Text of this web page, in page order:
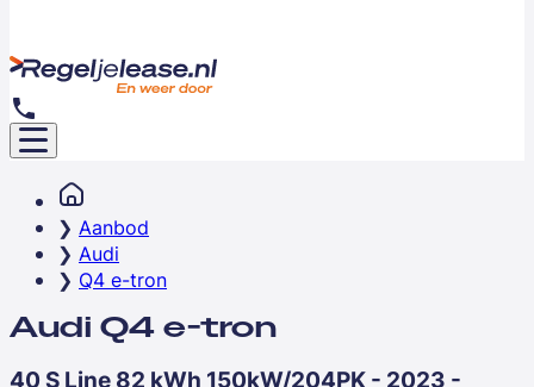
Aanbod
Audi
Q4 e-tron
Audi Q4 e-tron
40 S Line 82 kWh 150kW/204PK - 2023 -